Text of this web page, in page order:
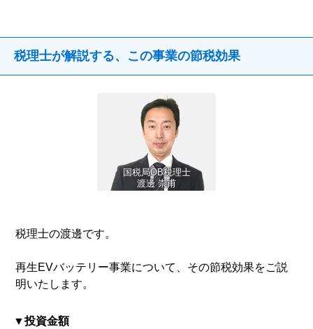
税理士が解説する、この事業の節税効果
国税局OB税理士
渡邊 崇甫
税理士の渡邊です。
再生EVバッテリー事業について、その節税効果をご説
明いたします。
投資金額